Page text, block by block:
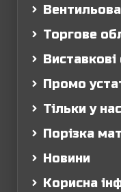
Торгове
Промо
Тільки у нас
Порізка
Новини
Корисна